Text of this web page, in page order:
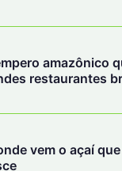
amazônico
restaurantes
vem o açaí